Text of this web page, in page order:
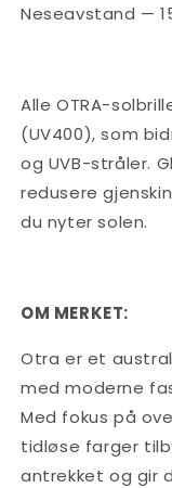
Neseavstand —
Alle OTRA-
(UV400), som
og UVB-stråler.
redusere
du nyter solen.
OM MERKET:
Otra er et
med moderne
Med fokus på
tidløse farger
antrekket og gir